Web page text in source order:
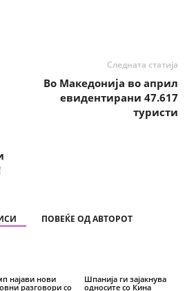
Следната статија
Во Македонија во април
евидентирани 47.617
туристи
ПОВЕЌЕ ОД АВТОРОТ
најави нови
разговори со
Шпанија ги зајакнува
односите со Кина